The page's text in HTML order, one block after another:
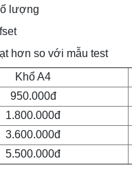
lượng
hơn so với mẫu test
Khổ A4
950.000đ
1.800.000đ
3.600.000đ
5.500.000đ